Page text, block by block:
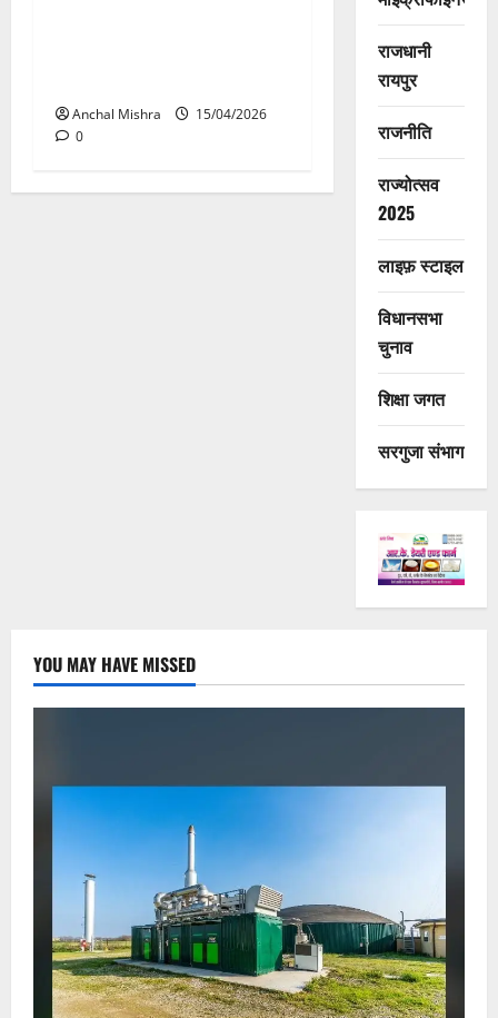
Anchal Mishra
15/04/2026
0
राजधानी
रायपुर
राजनीति
राज्योत्सव
2025
लाइफ़ स्टाइल
विधानसभा
चुनाव
शिक्षा जगत
सरगुजा संभाग
YOU MAY HAVE MISSED